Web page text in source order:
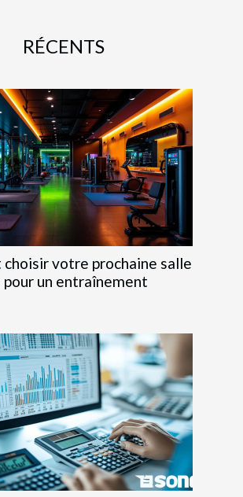
RÉCENTS
choisir votre prochaine salle
un entraînement